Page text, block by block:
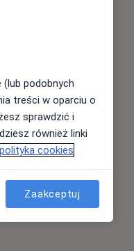
podobnych
treści w oparciu o
sprawdzić i
również linki
polityka cookies
Zaakceptuj